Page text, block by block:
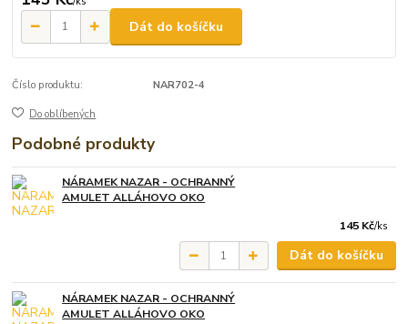
Dát do košíčku
Číslo produktu: NAR702-4
Do oblíbených
Podobné produkty
NÁRAMEK NAZAR - OCHRANNÝ
AMULET ALLÁHOVO OKO
145 Kč/ks
Dát do košíčku
NÁRAMEK NAZAR - OCHRANNÝ
AMULET ALLÁHOVO OKO